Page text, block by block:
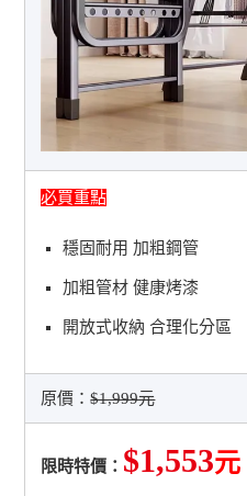
必買重點
穩固耐用 加粗鋼管
加粗管材 健康烤漆
開放式收納 合理化分區
原價：$1,999元
限時特價： $1,553元